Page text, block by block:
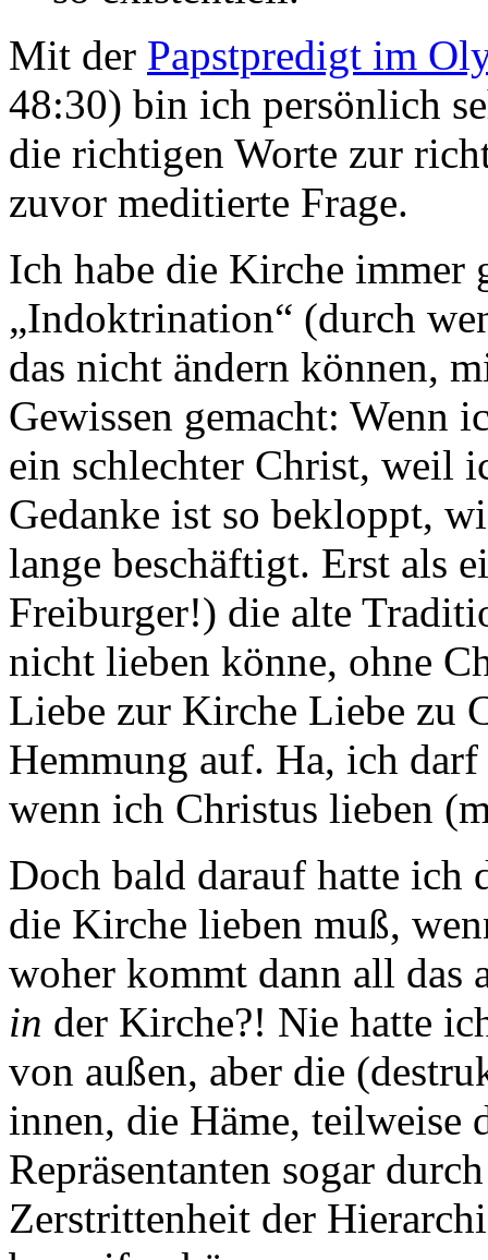
Mit der Papstpredigt im
48:30) bin ich persönlich
die richtigen Worte zur
zuvor meditierte Frage.
Ich habe die Kirche immer
„Indoktrination“ (durch
das nicht ändern können,
Gewissen gemacht: Wenn
ein schlechter Christ, weil
Gedanke ist so bekloppt,
lange beschäftigt. Erst als
Freiburger!) die alte
nicht lieben könne, ohne
Liebe zur Kirche Liebe zu
Hemmung auf. Ha, ich
wenn ich Christus lieben
Doch bald darauf hatte ich
die Kirche lieben muß,
woher kommt dann all das
in der Kirche?! Nie hatte
von außen, aber die
innen, die Häme, teilweise
Repräsentanten sogar
Zerstrittenheit der